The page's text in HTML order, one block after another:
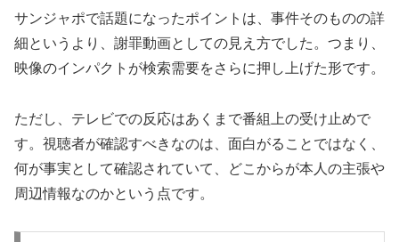
サンジャポで話題になったポイントは、事件そのものの詳
細というより、謝罪動画としての見え方でした。つまり、
映像のインパクトが検索需要をさらに押し上げた形です。
ただし、テレビでの反応はあくまで番組上の受け止めで
す。視聴者が確認すべきなのは、面白がることではなく、
何が事実として確認されていて、どこからが本人の主張や
周辺情報なのかという点です。